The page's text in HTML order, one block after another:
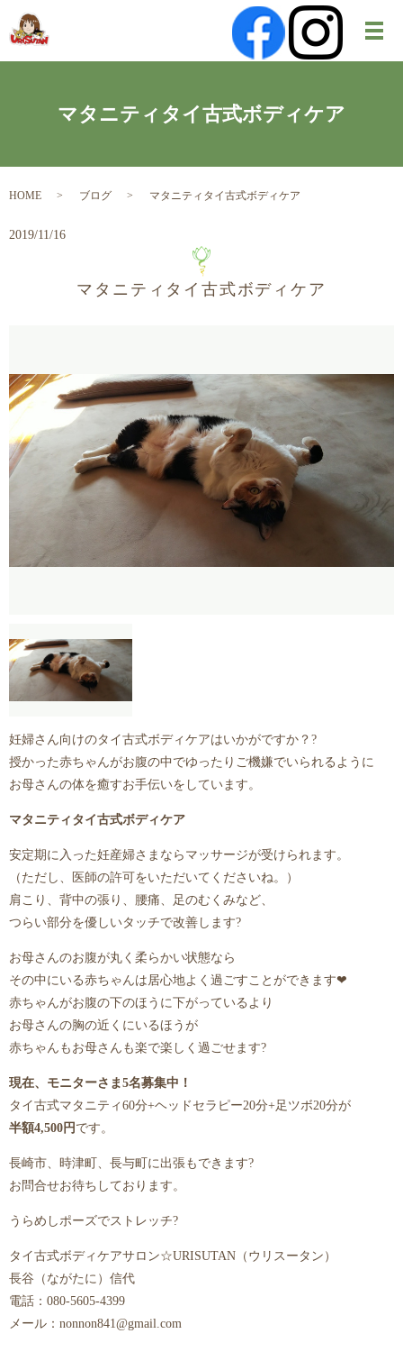
メ
マタニティタイ古式ボディケア
HOME ブログ マタニティタイ古式ボディケア
2019/11/16
マタニティタイ古式ボディケア
妊婦さん向けのタイ古式ボディケアはいかがですか？?
授かった赤ちゃんがお腹の中でゆったりご機嫌でいられるように
お母さんの体を癒すお手伝いをしています。
マタニティタイ古式ボディケア
安定期に入った妊産婦さまならマッサージが受けられます。
（ただし、医師の許可をいただいてくださいね。）
肩こり、背中の張り、腰痛、足のむくみなど、
つらい部分を優しいタッチで改善します?
お母さんのお腹が丸く柔らかい状態なら
その中にいる赤ちゃんは居心地よく過ごすことができます❤
赤ちゃんがお腹の下のほうに下がっているより
お母さんの胸の近くにいるほうが
赤ちゃんもお母さんも楽で楽しく過ごせます?
現在、モニターさま5名募集中！
タイ古式マタニティ60分+ヘッドセラピー20分+足ツボ20分が
半額4,500円 です。
長崎市、時津町、長与町に出張もできます?
お問合せお待ちしております。
うらめしポーズでストレッチ?
タイ古式ボディケアサロン☆URISUTAN（ウリスータン）
長谷（ながたに）信代
電話：080-5605-4399
メール：nonnon841@gmail.com